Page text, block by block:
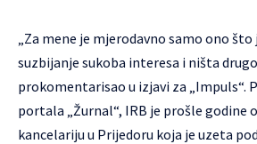
„Za mene je mjerodavno samo ono
suzbijanje sukoba interesa i ništa
prokomentarisao u izjavi za „Impuls“.
portala „Žurnal“, IRB je prošle godine
kancelariju u Prijedoru koja je uzeta